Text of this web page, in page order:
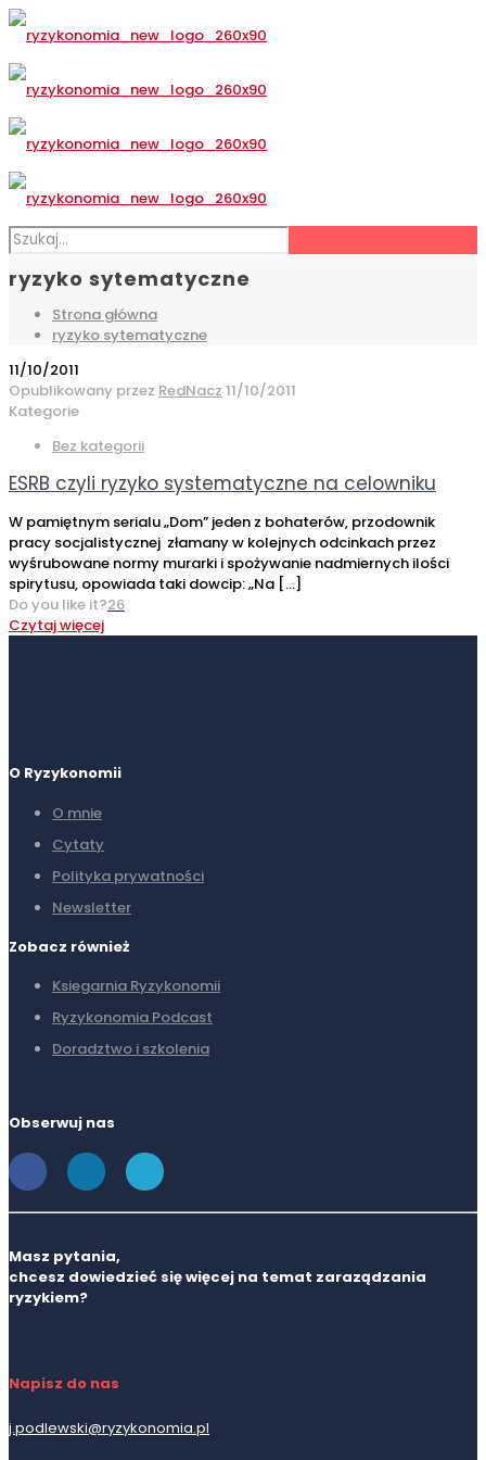
ryzyko sytematyczne
Strona główna
ryzyko sytematyczne
11/10/2011
Opublikowany przez RedNacz 11/10/2011
Kategorie
Bez kategorii
ESRB czyli ryzyko systematyczne na celowniku
W pamiętnym serialu „Dom” jeden z bohaterów, przodownik
pracy socjalistycznej złamany w kolejnych odcinkach przez
wyśrubowane normy murarki i spożywanie nadmiernych ilości
spirytusu, opowiada taki dowcip: „Na […]
Do you like it?26
Czytaj więcej
O Ryzykonomii
O mnie
Cytaty
Polityka prywatności
Newsletter
Zobacz również
Ksiegarnia Ryzykonomii
Ryzykonomia Podcast
Doradztwo i szkolenia
Obserwuj nas
Masz pytania,
chcesz dowiedzieć się więcej na temat zaraządzania
ryzykiem?
Napisz do nas
j.podlewski@ryzykonomia.pl